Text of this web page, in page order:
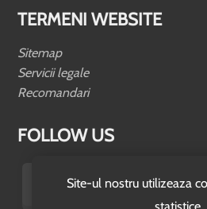
Site-ul nostru utilizeaza
statistice
TERMENI WEBSITE
Sitemap
Servicii legale
Recomandari
FOLLOW US